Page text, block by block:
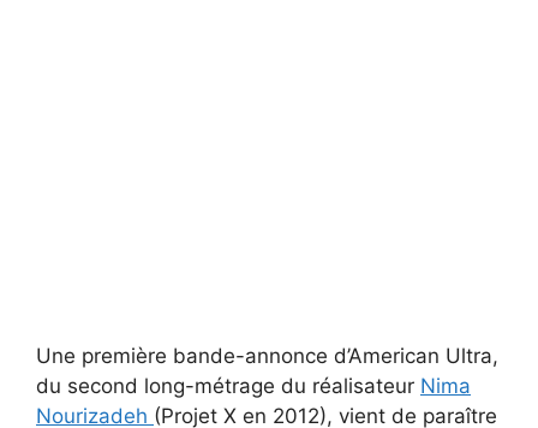
Une première bande-annonce d’American Ultra,
du second long-métrage du réalisateur Nima
Nourizadeh (Projet X en 2012), vient de paraître